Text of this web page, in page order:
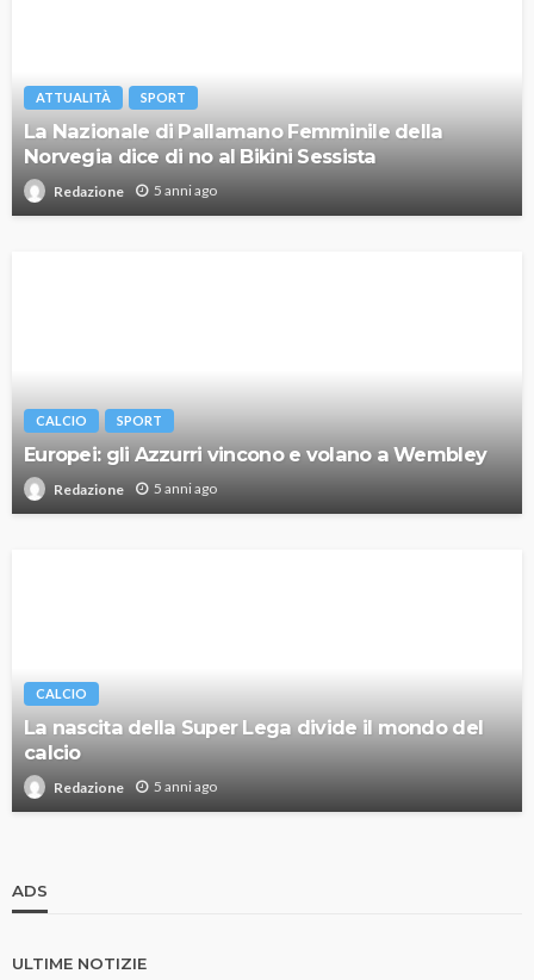
ATTUALITÀ SPORT
La Nazionale di Pallamano Femminile della
Norvegia dice di no al Bikini Sessista
Redazione 5 anni ago
CALCIO SPORT
Europei: gli Azzurri vincono e volano a Wembley
Redazione 5 anni ago
CALCIO
La nascita della Super Lega divide il mondo del
calcio
Redazione 5 anni ago
ADS
ULTIME NOTIZIE